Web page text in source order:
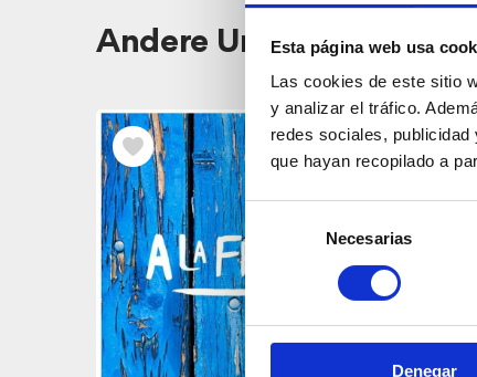
Esta página web usa
Las cookies de este sitio
y analizar el tráfico.
redes sociales,
que hayan recopilado a
de
consentimiento
Necesarias
Denegar
Andere Unternehmen in